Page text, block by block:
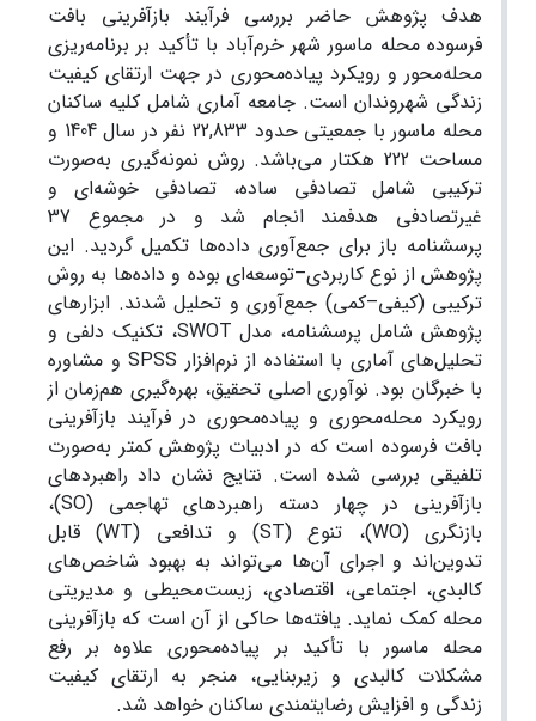
هدف پژوهش حاضر بررسی فرآیند بازآفرینی بافت
فرسوده محله ماسور شهر خرم‌آباد با تأکید بر برنامه‌ریزی
محله‌محور و رویکرد پیاده‌محوری در جهت ارتقای کیفیت
زندگی شهروندان است. جامعه آماری شامل کلیه ساکنان
محله ماسور با جمعیتی حدود 22,833 نفر در سال 1404 و
مساحت 222 هکتار می‌باشد. روش نمونه‌گیری به‌صورت
ترکیبی شامل تصادفی ساده، تصادفی خوشه‌ای و
غیرتصادفی هدفمند انجام شد و در مجموع 37
پرسشنامه باز برای جمع‌آوری داده‌ها تکمیل گردید. این
پژوهش از نوع کاربردی–توسعه‌ای بوده و داده‌ها به روش
ترکیبی (کیفی–کمی) جمع‌آوری و تحلیل شدند. ابزارهای
پژوهش شامل پرسشنامه، مدل SWOT، تکنیک دلفی و
تحلیل‌های آماری با استفاده از نرم‌افزار SPSS و مشاوره
با خبرگان بود. نوآوری اصلی تحقیق، بهره‌گیری هم‌زمان از
رویکرد محله‌محوری و پیاده‌محوری در فرآیند بازآفرینی
بافت فرسوده است که در ادبیات پژوهش کمتر به‌صورت
تلفیقی بررسی شده است. نتایج نشان داد راهبردهای
بازآفرینی در چهار دسته راهبردهای تهاجمی (SO)،
بازنگری (WO)، تنوع (ST) و تدافعی (WT) قابل
تدوین‌اند و اجرای آن‌ها می‌تواند به بهبود شاخص‌های
کالبدی، اجتماعی، اقتصادی، زیست‌محیطی و مدیریتی
محله کمک نماید. یافته‌ها حاکی از آن است که بازآفرینی
محله ماسور با تأکید بر پیاده‌محوری علاوه بر رفع
مشکلات کالبدی و زیربنایی، منجر به ارتقای کیفیت
زندگی و افزایش رضایتمندی ساکنان خواهد شد.